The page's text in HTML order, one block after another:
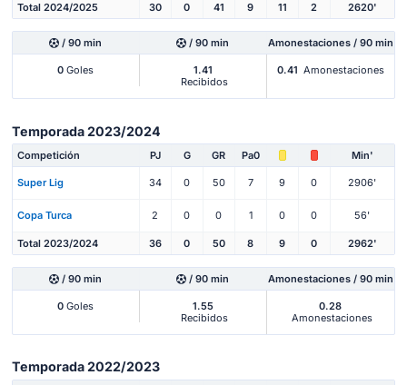
Total 2024/2025 30 0 41 9 11 2 2620'
/ 90 min / 90 min Amonestaciones / 90 min
0 Goles
1.41
Recibidos
0.41 Amonestaciones
Temporada 2023/2024
Competición PJ G GR Pa0 Min'
Super Lig 34 0 50 7 9 0 2906'
Copa Turca 2 0 0 1 0 0 56'
Total 2023/2024 36 0 50 8 9 0 2962'
/ 90 min / 90 min Amonestaciones / 90 min
0 Goles
1.55
Recibidos
0.28
Amonestaciones
Temporada 2022/2023